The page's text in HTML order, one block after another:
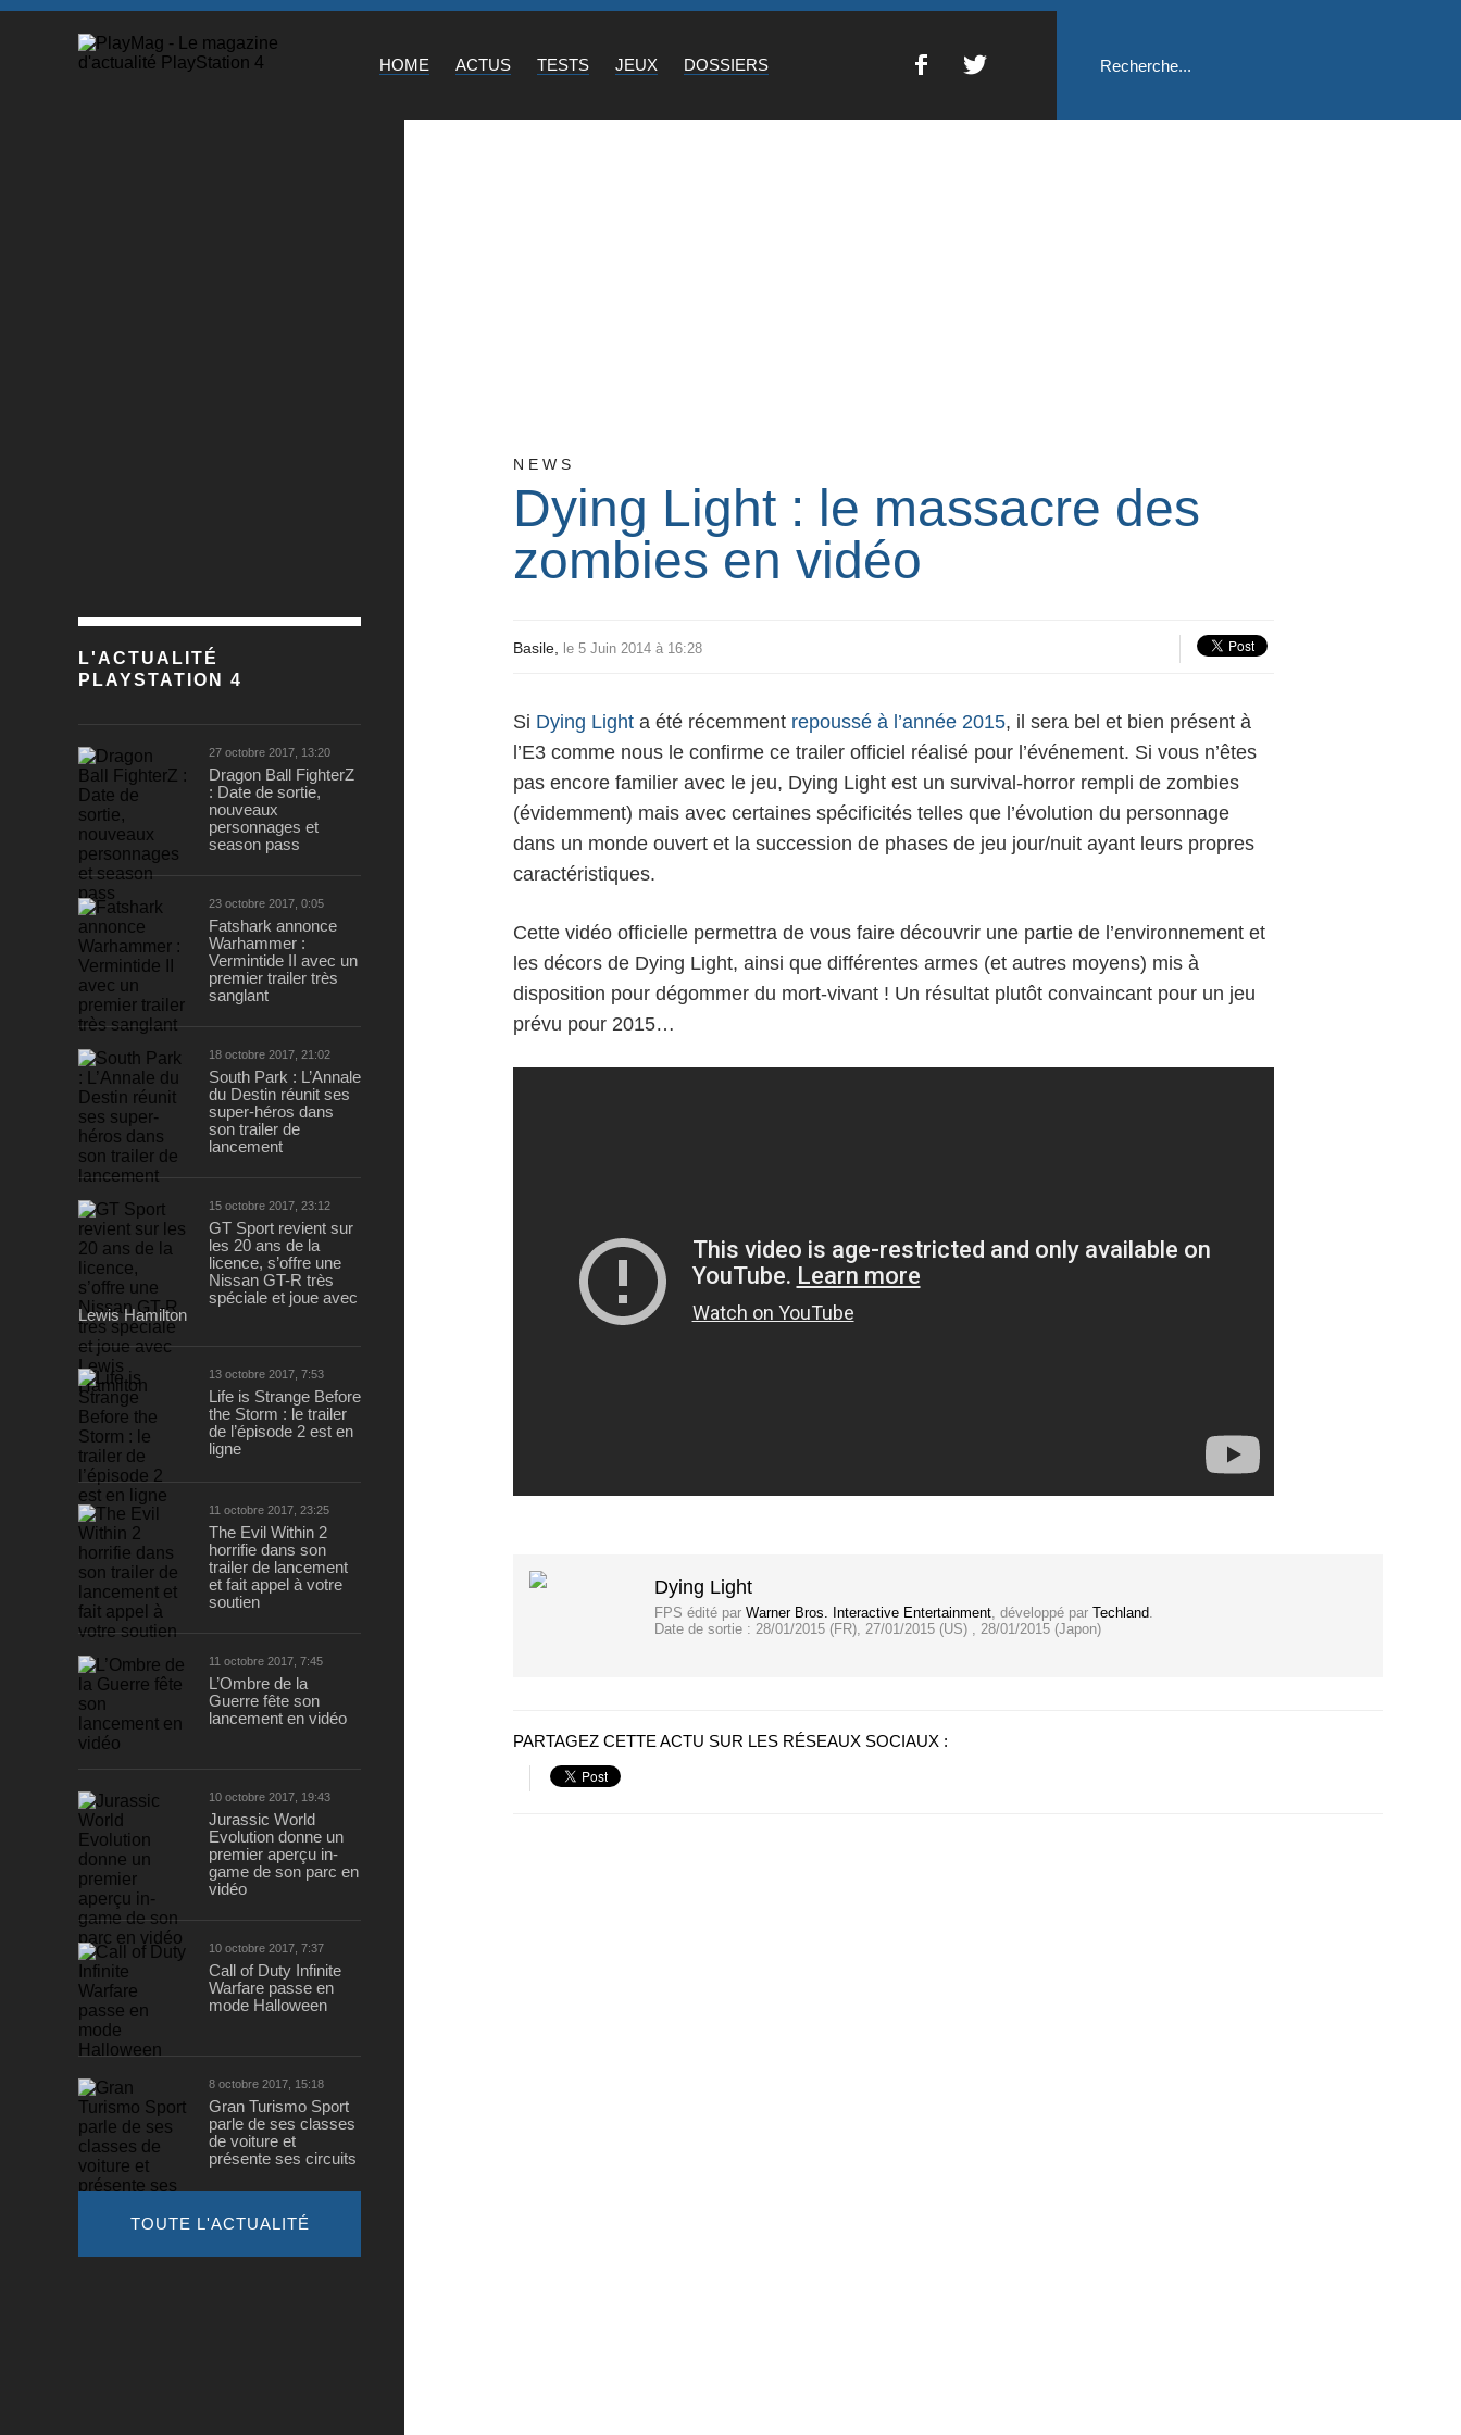
HOME ACTUS TESTS JEUX DOSSIERS
NEWS
Dying Light : le massacre des
zombies en vidéo
Basile, le 5 Juin 2014 à 16:28
Si Dying Light a été récemment repoussé à l’année 2015, il sera bel et bien présent à
l’E3 comme nous le confirme ce trailer officiel réalisé pour l’événement. Si vous n’êtes
pas encore familier avec le jeu, Dying Light est un survival-horror rempli de zombies
(évidemment) mais avec certaines spécificités telles que l’évolution du personnage
dans un monde ouvert et la succession de phases de jeu jour/nuit ayant leurs propres
caractéristiques.
Cette vidéo officielle permettra de vous faire découvrir une partie de l’environnement et
les décors de Dying Light, ainsi que différentes armes (et autres moyens) mis à
disposition pour dégommer du mort-vivant ! Un résultat plutôt convaincant pour un jeu
prévu pour 2015…
Dying Light
FPS édité par Warner Bros. Interactive Entertainment, développé par Techland.
Date de sortie : 28/01/2015 (FR), 27/01/2015 (US) , 28/01/2015 (Japon)
PARTAGEZ CETTE ACTU SUR LES RÉSEAUX SOCIAUX :
L'ACTUALITÉ
PLAYSTATION 4
27 octobre 2017, 13:20
Dragon Ball FighterZ
: Date de sortie,
nouveaux
personnages et
season pass
23 octobre 2017, 0:05
Fatshark annonce
Warhammer :
Vermintide II avec un
premier trailer très
sanglant
18 octobre 2017, 21:02
South Park : L’Annale
du Destin réunit ses
super-héros dans
son trailer de
lancement
15 octobre 2017, 23:12
GT Sport revient sur
les 20 ans de la
licence, s’offre une
Nissan GT-R très
spéciale et joue avec
Lewis Hamilton
13 octobre 2017, 7:53
Life is Strange Before
the Storm : le trailer
de l’épisode 2 est en
ligne
11 octobre 2017, 23:25
The Evil Within 2
horrifie dans son
trailer de lancement
et fait appel à votre
soutien
11 octobre 2017, 7:45
L’Ombre de la
Guerre fête son
lancement en vidéo
10 octobre 2017, 19:43
Jurassic World
Evolution donne un
premier aperçu in-
game de son parc en
vidéo
10 octobre 2017, 7:37
Call of Duty Infinite
Warfare passe en
mode Halloween
8 octobre 2017, 15:18
Gran Turismo Sport
parle de ses classes
de voiture et
présente ses circuits
TOUTE L'ACTUALITÉ